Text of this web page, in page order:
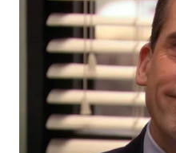
NEWS
METRO
SIANTAR
NEWS
METRO
MEDAN